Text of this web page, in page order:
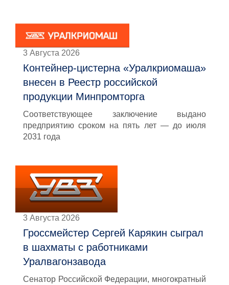
3 Августа 2026
Контейнер-цистерна «Уралкриомаша»
внесен в Реестр российской
продукции Минпромторга
Соответствующее заключение выдано
предприятию сроком на пять лет — до июля
2031 года
3 Августа 2026
Гроссмейстер Сергей Карякин сыграл
в шахматы с работниками
Уралвагонзавода
Сенатор Российской Федерации, многократный